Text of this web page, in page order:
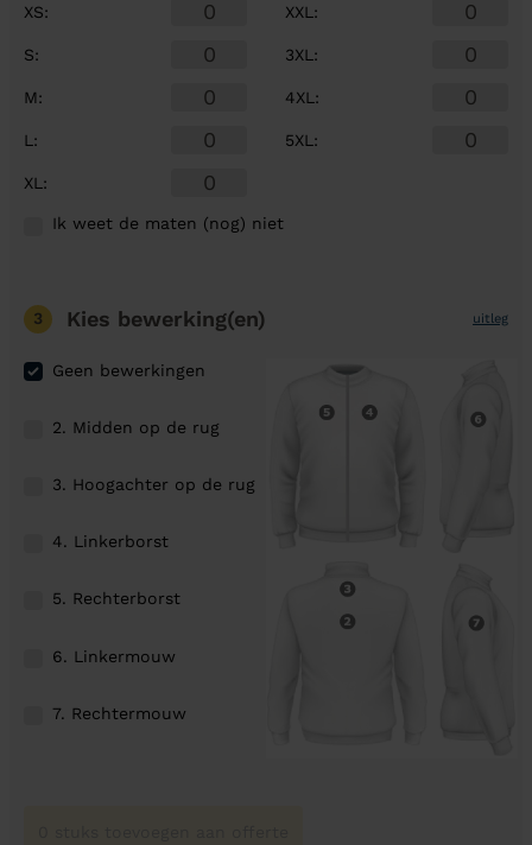
XS:
S:
M:
L :
XL :
XXL :
3XL :
4XL :
5XL :
Ik weet de maten (nog) niet
3 Kies bewerking(en) uitleg
Geen bewerkingen
2. Midden op de rug
3. Hoogachter op de rug
4. Linkerborst
5. Rechterborst
6. Linkermouw
7. Rechtermouw